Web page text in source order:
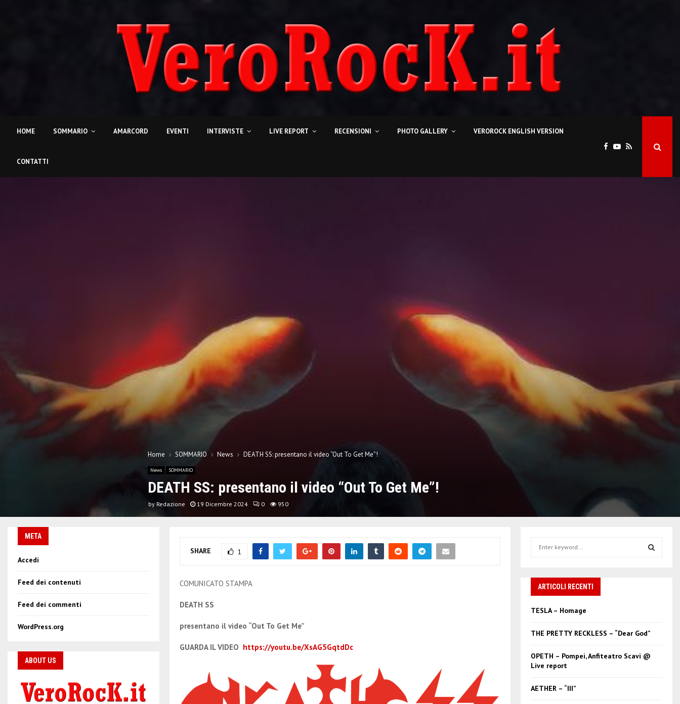
HOME SOMMARIO AMARCORD EVENTI INTERVISTE LIVE REPORT RECENSIONI PHOTO GALLERY VEROROCK ENGLISH VERSION
CONTATTI
Home SOMMARIO News DEATH SS: presentano il video “Out To Get Me”!
News SOMMARIO
DEATH SS: presentano il video “Out To Get Me”!
by Redazione 19 Dicembre 2024 0 950
SHARE 1
COMUNICATO STAMPA
DEATH SS
presentano il video “Out To Get Me”
GUARDA IL VIDEO https://youtu.be/XsAG5GqtdDc
META
Accedi
Feed dei contenuti
Feed dei commenti
WordPress.org
ABOUT US
h
f
ARTICOLI RECENTI
TESLA – Homage
THE PRETTY RECKLESS – “Dear God”
OPETH – Pompei, Anfiteatro Scavi @
Live report
AETHER – “III”